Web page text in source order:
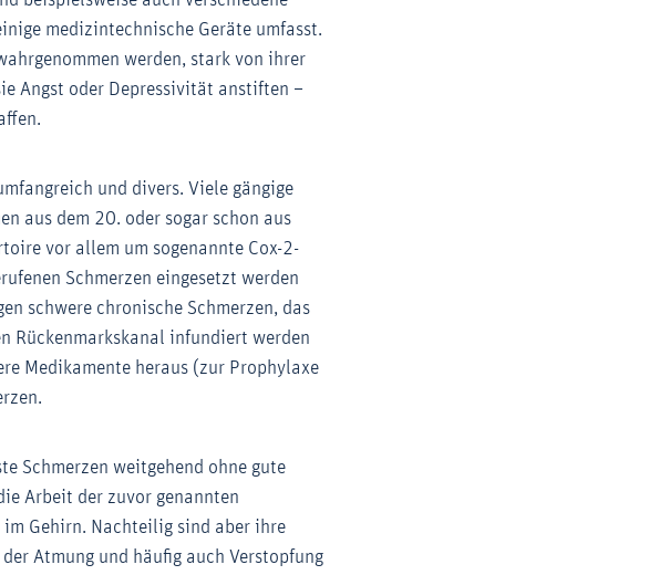
medizintechnische Geräte umfasst.
werden, stark von ihrer
Angst oder Depressivität anstiften –
und divers. Viele gängige
aus dem 20. oder sogar schon aus
vor allem um sogenannte Cox-2-
Schmerzen eingesetzt werden
schwere chronische Schmerzen, das
Rückenmarkskanal infundiert werden
Medikamente heraus (zur Prophylaxe
Schmerzen weitgehend ohne gute
Arbeit der zuvor genannten
Gehirn. Nachteilig sind aber ihre
Atmung und häufig auch Verstopfung